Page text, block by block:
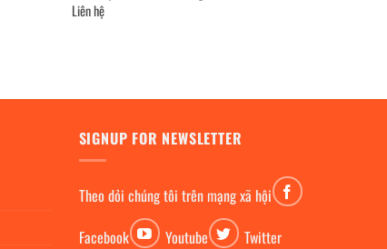
Liên hệ
SIGNUP FOR NEWSLETTER
Theo dỏi chúng tôi trên mạng xã hội
Facebook
Youtube
Twitter